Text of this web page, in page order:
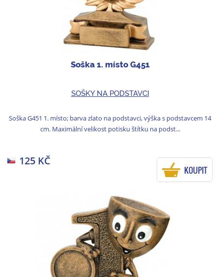
Soška 1. místo G451
SOŠKY NA PODSTAVCI
Soška G451 1. místo; barva zlato na podstavci, výška s podstavcem 14
cm. Maximální velikost potisku štítku na podst...
125 KČ
KOUPIT